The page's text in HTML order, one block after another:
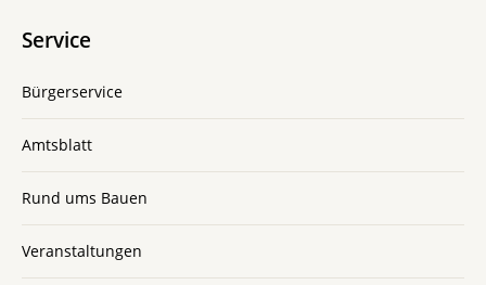
Service
Bürgerservice
Amtsblatt
Rund ums Bauen
Veranstaltungen